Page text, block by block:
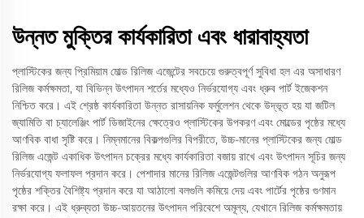
উন্নত মুক্তির কার্যকারিতা এবং ধারাবাহ্যতা
প্লাস্টিকের জন্য প্রিমিয়াম মোল্ড রিলিজ এজেন্টের সবচেয়ে গুরুত্বপূর্ণ সুবিধা হল এর অসাধারণ
রিলিজ কর্মক্ষমতা, যা বিভিন্ন উৎপাদন শর্তের মধ্যেও নির্ভরযোগ্য এবং ধ্রুব পার্ট ইজেকশন
নিশ্চিত করে। এই শ্রেষ্ঠ কার্যকারিতা উন্নত রাসায়নিক ফর্মুলেশন থেকে উদ্ভূত হয় যা জটিল
জ্যামিতি বা চ্যালেঞ্জিং পার্ট ডিজাইনের ক্ষেত্রেও প্লাস্টিকের উপকরণ এবং মোল্ডের পৃষ্ঠের মধ্যে
আণবিক বাধা সৃষ্টি করে। নিম্নমানের বিকল্পগুলির বিপরীতে, উচ্চ-মানের প্লাস্টিকের জন্য মোল্ড
রিলিজ এজেন্ট একাধিক উৎপাদন চক্রের মধ্যে কার্যকারিতা বজায় রাখে এবং উৎপাদন সূচির জন্য
নির্ভরযোগ্য ফলাফল প্রদান করে। পেশাদার মানের রিলিজ এজেন্টগুলির আণবিক গঠন অনুরূপ
পৃষ্ঠের শক্তির বৈশিষ্ট্য প্রদান করে যা আঠালো বলগুলি কমিয়ে দেয় এবং পার্টের পৃষ্ঠের গুণমান
রক্ষা করে। এই ধ্রুব্যতা উচ্চ-আয়তনের উৎপাদন পরিবেশে অমূল্য, যেখানে রিলিজ কর্মক্ষমতায়